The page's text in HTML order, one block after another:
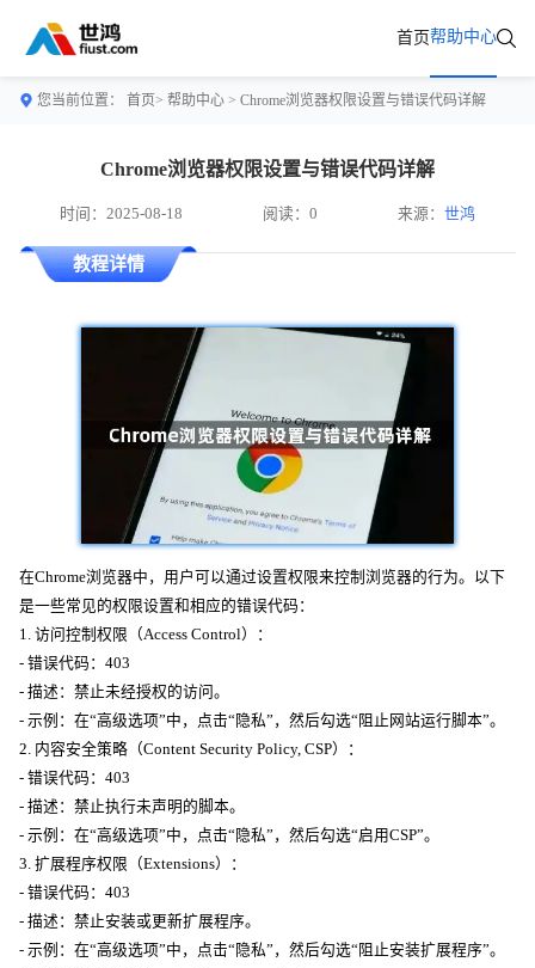
首页帮助中心
您当前位置： 首页> 帮助中心 > Chrome浏览器权限设置与错误代码详解
Chrome浏览器权限设置与错误代码详解
时间：2025-08-18 阅读：0 来源：世鸿
教程详情
在Chrome浏览器中，用户可以通过设置权限来控制浏览器的行为。以下
是一些常见的权限设置和相应的错误代码：
1. 访问控制权限（Access Control）：
- 错误代码：403
- 描述：禁止未经授权的访问。
- 示例：在“高级选项”中，点击“隐私”，然后勾选“阻止网站运行脚本”。
2. 内容安全策略（Content Security Policy, CSP）：
- 错误代码：403
- 描述：禁止执行未声明的脚本。
- 示例：在“高级选项”中，点击“隐私”，然后勾选“启用CSP”。
3. 扩展程序权限（Extensions）：
- 错误代码：403
- 描述：禁止安装或更新扩展程序。
- 示例：在“高级选项”中，点击“隐私”，然后勾选“阻止安装扩展程序”。